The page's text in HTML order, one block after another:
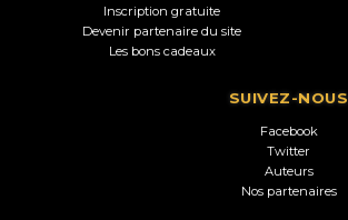
Inscription gratuite
Devenir partenaire du site
Les bons cadeaux
SUIVEZ-NOUS
Facebook
Twitter
Auteurs
Nos partenaires